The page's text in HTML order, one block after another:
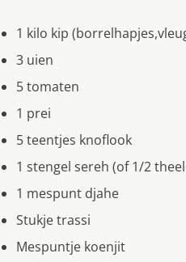
1 kilo kip
3 uien
5 tomaten
1 prei
5 teentjes knoflook
1 stengel sereh (of 1/2
1 mespunt djahe
Stukje trassi
Mespuntje koenjit